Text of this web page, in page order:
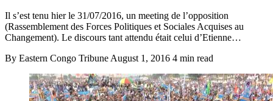
Il s’est tenu hier le 31/07/2016, un meeting de l’opposition
(Rassemblement des Forces Politiques et Sociales Acquises au
Changement). Le discours tant attendu était celui d’Etienne…
By Eastern Congo Tribune August 1, 2016 4 min read